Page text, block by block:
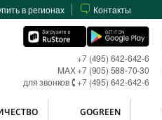
в регионах Контакты
+7 (495) 642-642-6
MAX +7 (905) 588-70-30
для звонков 🕻 +7 (495) 642-642-6
GOGREEN